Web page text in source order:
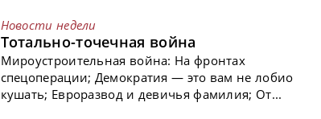
Новости недели
Тотально-точечная война
Мироустроительная война: На фронтах
спецоперации; Демократия — это вам не лобио
кушать; Евроразвод и девичья фамилия; От...